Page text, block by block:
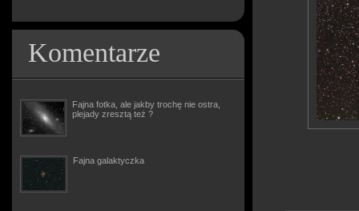
Komentarze
Fajna fotka, ale jakby trochę nie ostra,
plejady zresztą też ?
Fajna galaktyczka